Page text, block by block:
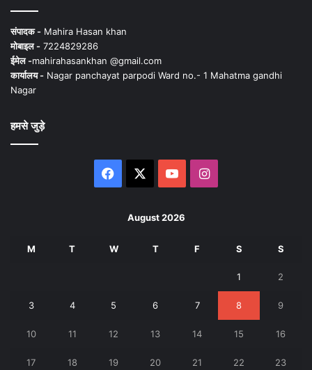
संपादक - Mahira Hasan khan
मोबाइल - 7224829286
ईमेल -mahirahasankhan @gmail.com
कार्यालय - Nagar panchayat parpodi Ward no.- 1 Mahatma gandhi
Nagar
हमसे जुड़े
Facebook YouTubeInstagram
August 2026
M T W T F S S
1 2
3 4 5 6 7 8 9
10 11 12 13 14 15 16
17 18 19 20 21 22 23